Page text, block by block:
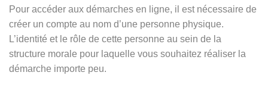
Pour accéder aux démarches en ligne, il est nécessaire de
créer un compte au nom d’une personne physique.
L’identité et le rôle de cette personne au sein de la
structure morale pour laquelle vous souhaitez réaliser la
démarche importe peu.